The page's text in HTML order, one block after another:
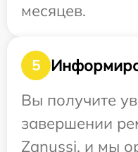
месяцев.
5
Вы получите
завершении
Zanussi, и мы